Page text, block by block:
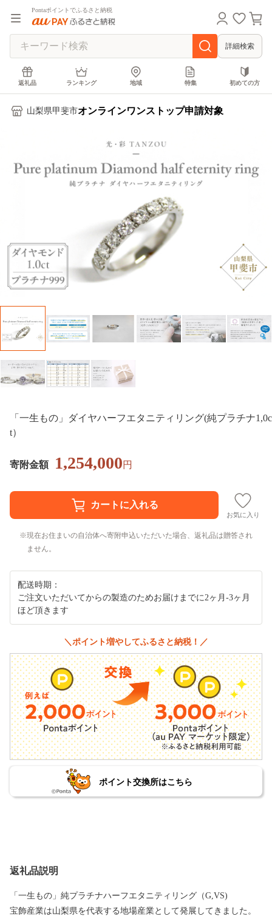
Pontaポイントでふるさと納税
詳細検索
返礼品 ランキング 地域 特集 初めての方
山梨県甲斐市オンラインワンストップ申請対象
「一生もの」ダイヤハーフエタニティリング(純プラチナ1,0c
t）
寄附金額 1,254,000円
お気に入り
現在お住まいの自治体へ寄附申込いただいた場合、返礼品は贈答され
ません。
配送時期：
ご注文いただいてからの製造のためお届けまでに2ヶ月‐3ヶ月
ほど頂きます
＼ポイント増やしてふるさと納税！／
ポイント交換所はこちら
返礼品説明
「一生もの」純プラチナハーフエタニティリング（G,VS)
宝飾産業は山梨県を代表する地場産業として発展してきました。